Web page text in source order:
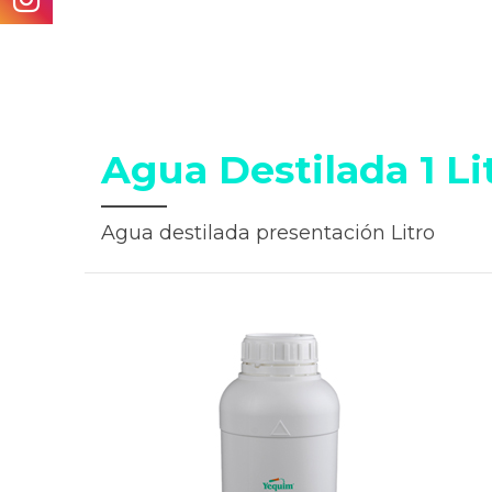
Agua Destilada 1
Agua destilada presentación Litro